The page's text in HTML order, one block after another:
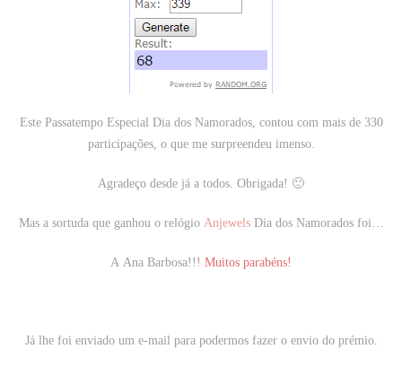
Este Passatempo Especial Dia dos Namorados, contou com mais de 330
participações, o que me surpreendeu imenso.
Agradeço desde já a todos. Obrigada! 🙂
Mas a sortuda que ganhou o relógio AnjewelsDia dos Namorados foi…
A Ana Barbosa! !! Muitos parabéns!
Já lhe foi enviado um e-mail para podermos fazer o envio do prémio.